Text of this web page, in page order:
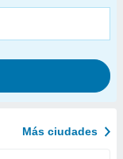
Más ciudades